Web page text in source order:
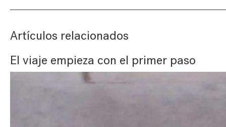
Artículos relacionados
El viaje empieza con el primer paso